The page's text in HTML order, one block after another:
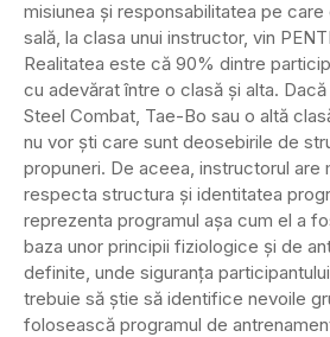
misiunea și responsabilitatea pe care
sală, la clasa unui instructor, vin
Realitatea este că 90% dintre
cu adevărat între o clasă și alta.
Steel Combat, Tae-Bo sau o altă
nu vor ști care sunt deosebirile de
propuneri. De aceea, instructorul are
respecta structura și identitatea
reprezenta programul așa cum el a
baza unor principii fiziologice și de
definite, unde siguranța
trebuie să știe să identifice nevoile
folosească programul de